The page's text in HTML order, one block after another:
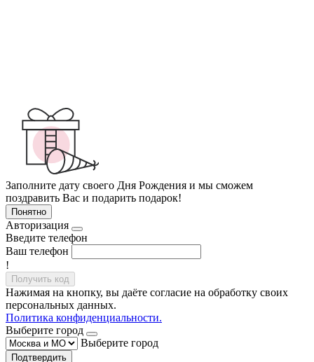
Заполните дату своего Дня Рождения и мы сможем
поздравить Вас и подарить подарок!
Понятно
Авторизация
Введите телефон
Ваш телефон
!
Получить код
Нажимая на кнопку, вы даёте согласие на обработку своих
персональных данных.
Политика конфиденциальности.
Выберите город
Выберите город
Подтвердить